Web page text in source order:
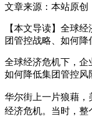
文章来源：本站原
【本文导读】全球
团管控战略、如何降
全球经济危机下，企
如何降低集团管控风
华尔街上一片狼藉，
经济危机。当时，整